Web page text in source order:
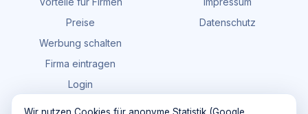
Preise
Werbung schalten
Firma eintragen
Login
Datenschutz